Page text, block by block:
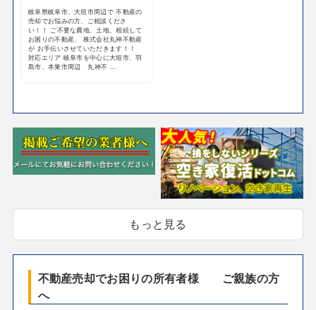
岐阜県岐阜市、大垣市周辺で 不動産の
売却でお悩みの方、ご相談くださ
い！！ ご不要な農地、土地、相続して
お困りの不動産、 株式会社丸神不動産
が お手伝いさせていただきます！！
対応エリア 岐阜市を中心に大垣市、羽
島市、本巣市周辺 丸神不 ...
もっと見る
不動産売却でお困りの所有者様 ご親族の方
へ